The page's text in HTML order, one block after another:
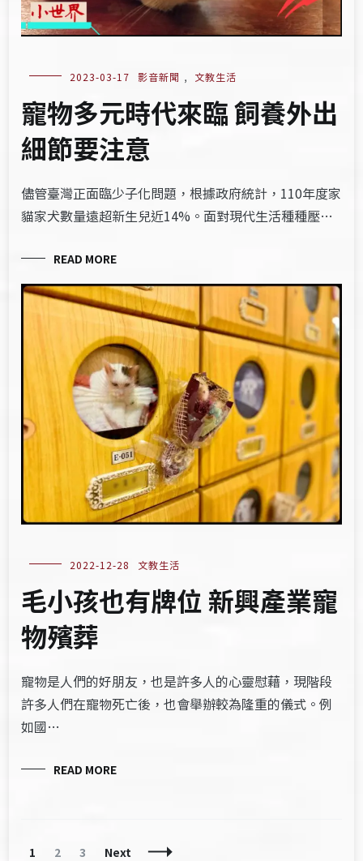
2023-03-17 影音新聞 , 文教生活
寵物多元時代來臨 飼養外出
細節要注意
儘管臺灣正面臨少子化問題，根據政府統計，110年度家
貓家犬數量遠超新生兒近14%。面對現代生活種種壓…
READ MORE
2022-12-28 文教生活
毛小孩也有牌位 新興產業寵
物殯葬
寵物是人們的好朋友，也是許多人的心靈慰藉，現階段
許多人們在寵物死亡後，也會舉辦較為隆重的儀式。例
如國…
READ MORE
Posts
Page
1 Page
2 Page
3 Next